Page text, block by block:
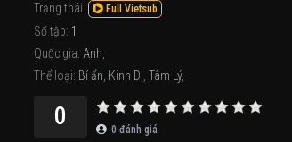
Trạng thái
Full Vietsub
Số tập: 1
Quốc gia: Anh
Thể loại: Bí ẩn Kinh Dị Tâm Lý,
0 0 đánh giá